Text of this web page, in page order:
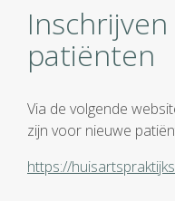
patiënten
Via de volgende
zijn voor nieuwe
https://